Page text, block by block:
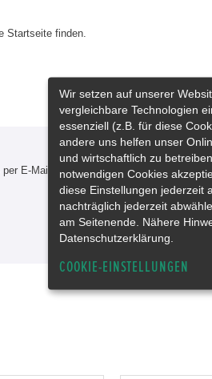
Startseite finden.
E-Mail oder rufen Sie uns an!
Wir setzen auf unserer
vergleichbare Technologien
essenziell (z.B. für diese
andere uns helfen unser
und wirtschaftlich zu
notwendigen Cookies
diese Einstellungen jederzeit
nachträglich jederzeit
am Seitenende. Nähere
Datenschutzerklärung.
COOKIE-EINSTELLUNGEN